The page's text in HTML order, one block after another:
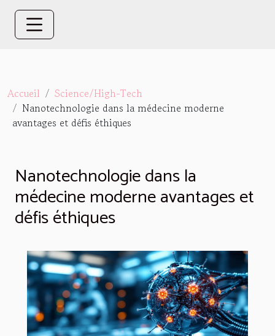
Accueil
Science/High-Tech
Nanotechnologie dans la médecine moderne
avantages et défis éthiques
Nanotechnologie dans la
médecine moderne avantages et
défis éthiques